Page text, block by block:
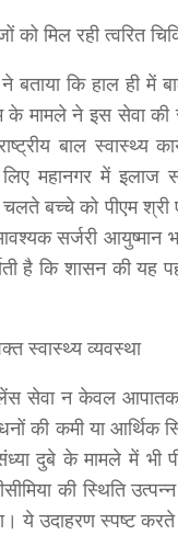
को मिल रही त्वरित
बताया कि हाल ही में
मामले ने इस सेवा की
बाल
महानगर में
बच्चे को पीएम श्री
सर्जरी आयुष्मान
है कि शासन की
स्वास्थ्य व्यवस्था
सेवा न केवल
की कमी या आर्थिक
दुबे के मामले में भी
की स्थिति
ये उदाहरण स्पष्ट